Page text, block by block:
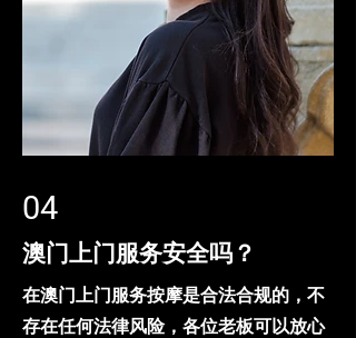
04
澳门上门服务安全吗？
在澳门上门服务按摩是合法合规的，不
存在任何法律风险，各位老板可以放心